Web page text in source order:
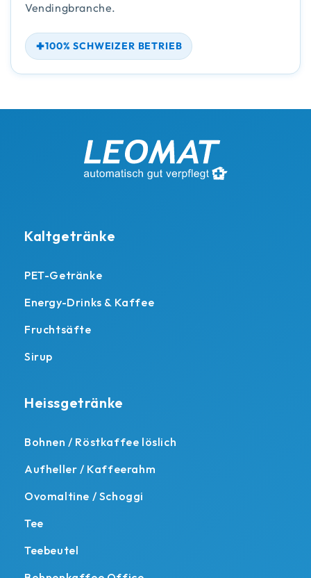
Vendingbranche.
100% SCHWEIZER BETRIEB
Kaltgetränke
PET-Getränke
Energy-Drinks & Kaffee
Fruchtsäfte
Sirup
Heissgetränke
Bohnen / Röstkaffee löslich
Aufheller / Kaffeerahm
Ovomaltine / Schoggi
Tee
Teebeutel